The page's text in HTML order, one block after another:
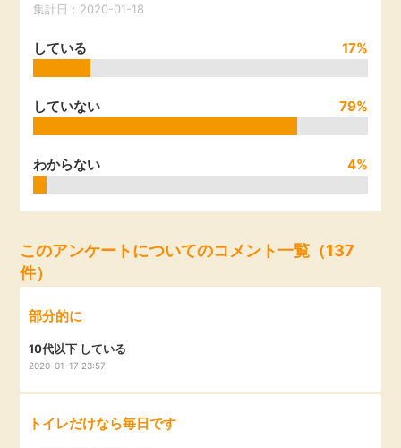
モニター
ポイ活お得情報
お友達紹介
カード比較
毎日ゲット
学び
進学・教育
美容・健康
月額有料サービス
銀行・金融・投資
家計の固定費
集計日：2020-01-18
している 17%
していない 79%
わからない 4%
このアンケートについてのコメント一覧（137
件）
部分的に
10代以下 している
2020-01-17 23:57
トイレだけなら毎日です